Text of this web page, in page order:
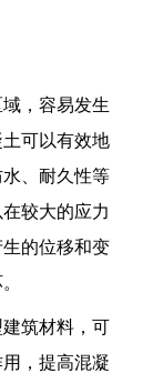
，容易发生
可以有效地
、耐久性等
较大的应力
的位移和变
筑材料，可
，提高混凝